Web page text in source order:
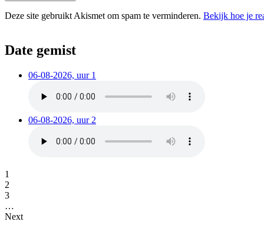
Deze site gebruikt Akismet om spam te verminderen. Bekijk hoe je
Date gemist
06-08-2026, uur 1
06-08-2026, uur 2
1
2
3
…
Next